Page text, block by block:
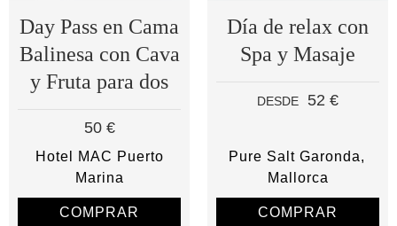
Day Pass en Cama
Balinesa con Cava
y Fruta para dos
50 €
Hotel MAC Puerto
Marina
COMPRAR
Día de relax con
Spa y Masaje
DESDE 52 €
Pure Salt Garonda
Mallorca
COMPRAR